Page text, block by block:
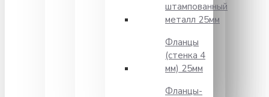
штампованный
металл 25мм
Фланцы
(стенка 4
мм) 25мм
Фланцы-